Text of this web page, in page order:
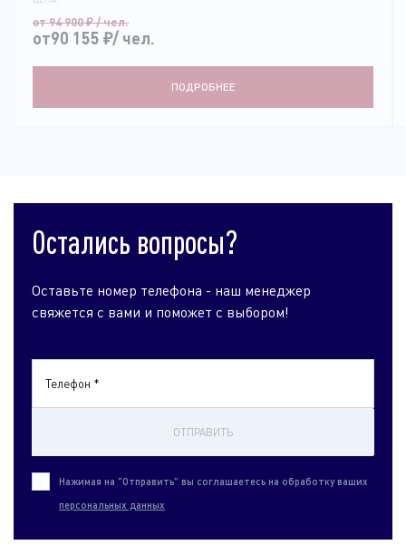
от 94 900₽/ чел.
от90 155 ₽/ чел.
ПОДРОБНЕЕ
Остались вопросы?
Оставьте номер телефона - наш менеджер
свяжется с вами и поможет с выбором!
Телефон *
ОТПРАВИТЬ
Нажимая на "Отправить" вы соглашаетесь на обработку ваших
персональных данных